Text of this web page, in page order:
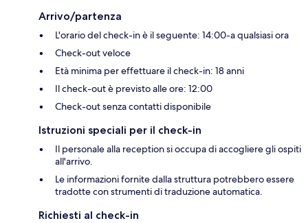
Arrivo/partenza
L'orario del check-in è il seguente: 14:00-a qualsiasi ora
Check-out veloce
Età minima per effettuare il check-in: 18 anni
Il check-out è previsto alle ore: 12:00
Check-out senza contatti disponibile
Istruzioni speciali per il check-in
Il personale alla reception si occupa di accogliere gli ospiti
all'arrivo.
Le informazioni fornite dalla struttura potrebbero essere
tradotte con strumenti di traduzione automatica.
Richiesti al check-in